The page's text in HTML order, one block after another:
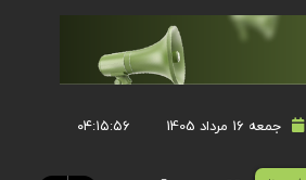
جمعه 16 مرداد 1405 ۰۴:۱۵:۵۶